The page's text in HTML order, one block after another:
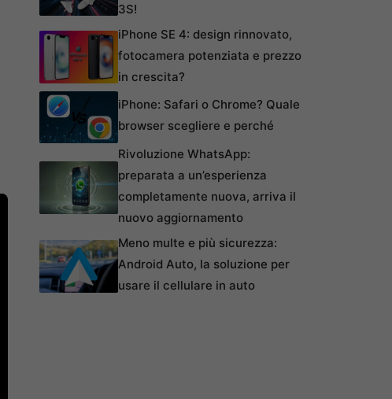
3S!
iPhone SE 4: design rinnovato,
fotocamera potenziata e prezzo
in crescita?
iPhone: Safari o Chrome? Quale
browser scegliere e perché
Rivoluzione WhatsApp:
preparata a un’esperienza
completamente nuova, arriva il
nuovo aggiornamento
Meno multe e più sicurezza:
Android Auto, la soluzione per
usare il cellulare in auto